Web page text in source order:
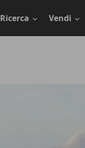
Ricerca Vendi